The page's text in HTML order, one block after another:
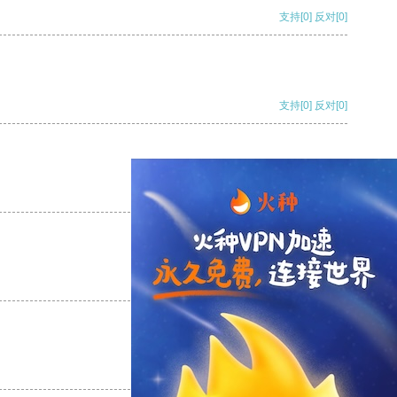
支持[0] 反对[0]
支持[0] 反对[0]
支持
支持[0] 反对[0]
支持[0] 反对[0]